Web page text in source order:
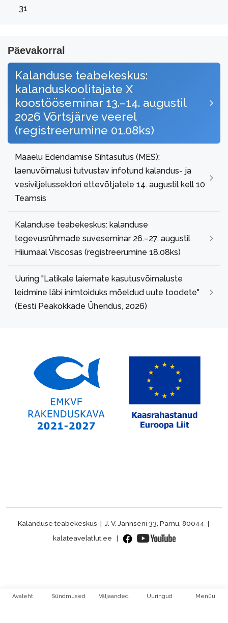
31
Päevakorral
Kalanduse teabekeskus:
kalanduskoolitajate X
koostööseminar 13.–14. augustil
2026 Võrtsjärve veerel
(registreerumine 01.08ks)
Maaelu Edendamise Sihtasutus (MES):
laenuvõimalusi tutvustav infotund kalandus- ja
vesiviljelussektori ettevõtjatele 14. augustil kell 10
Teamsis
Kalanduse teabekeskus: kalanduse
tegevusrühmade suveseminar 26.–27. augustil
Hiiumaal Viscosas (registreerumine 18.08ks)
Uuring "Latikale laiemate kasutusvõimaluste
leidmine läbi inimtoiduks mõeldud uute toodete"
(Eesti Peakokkade Ühendus, 2026)
Avaleht Sündmused Väljaanded Uuringud Menüü
Kalanduse teabekeskus | J. V. Jannseni 33, Pärnu, 80044 |
kalateave[at]ut.ee |